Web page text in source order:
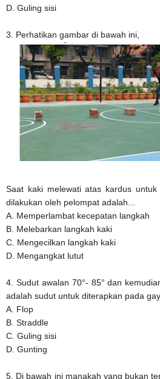
D. Guling sisi
3. Perhatikan gambar di bawah ini,
Saat kaki melewati atas kardus
dilakukan oleh pelompat adalah...
A. Memperlambat kecepatan langkah
B. Melebarkan langkah kaki
C. Mengecilkan langkah kaki
D. Mengangkat lutut
4. Sudut awalan 70°- 85° dan
adalah sudut untuk diterapkan pada
A. Flop
B. Straddle
C. Guling sisi
D. Gunting
5. Di bawah ini manakah yang bukan